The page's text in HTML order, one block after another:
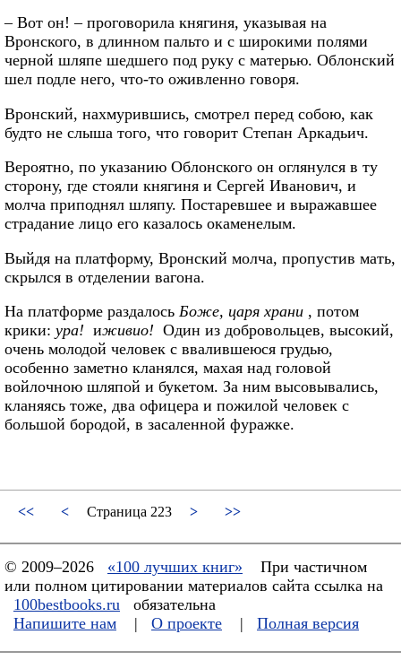
– Вот он! – проговорила княгиня, указывая на
Вронского, в длинном пальто и с широкими полями
черной шляпе шедшего под руку с матерью. Облонский
шел подле него, что-то оживленно говоря.
Вронский, нахмурившись, смотрел перед собою, как
будто не слыша того, что говорит Степан Аркадьич.
Вероятно, по указанию Облонского он оглянулся в ту
сторону, где стояли княгиня и Сергей Иванович, и
молча приподнял шляпу. Постаревшее и выражавшее
страдание лицо его казалось окаменелым.
Выйдя на платформу, Вронский молча, пропустив мать,
скрылся в отделении вагона.
На платформе раздалось Боже, царя храни , потом
крики: ура! иживио! Один из добровольцев, высокий,
очень молодой человек с ввалившеюся грудью,
особенно заметно кланялся, махая над головой
войлочною шляпой и букетом. За ним высовывались,
кланяясь тоже, два офицера и пожилой человек с
большой бородой, в засаленной фуражке.
<< < Страница 223 > >>
© 2009–2026 «100 лучших книг»
При частичном
или полном цитировании материалов сайта ссылка на
100bestbooks.ru
обязательна
Напишите нам
| О проекте | Полная версия